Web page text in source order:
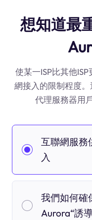
想知道最
使某一ISP比其他
網接入的限制程度
代理服務器用
互聯網服務
入
我們如何確
Aurora“誘